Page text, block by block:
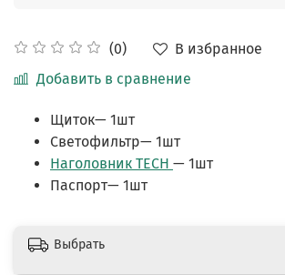
(0)
В избранное
Добавить в сравнение
Щиток— 1шт
Светофильтр— 1шт
Наголовник TECH — 1шт
Паспорт— 1шт
Выбрать